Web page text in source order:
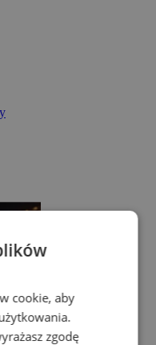
cookie, aby
zgodę